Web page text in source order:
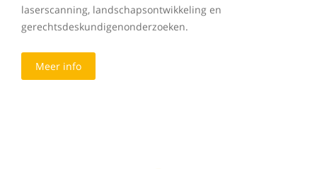
laserscanning, landschapsontwikkeling en
gerechtsdeskundigenonderzoeken.
Meer info